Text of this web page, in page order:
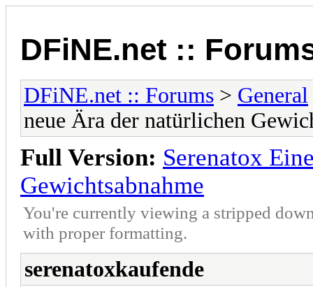
DFiNE.net ::
DFiNE.net :: Forums > General
neue Ära der natürlichen
Full Version: Serenatox
Gewichtsabnahme
You're currently viewing a stripped
with proper formatting.
serenatoxkaufende